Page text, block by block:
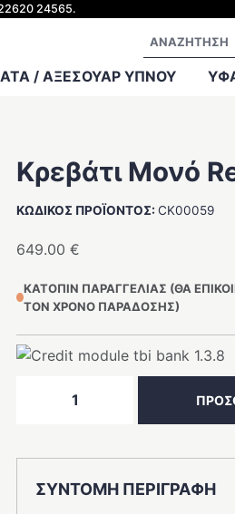
24565.
Αναζήτηση
/ ΑΞΕΣΟΥΑΡ ΥΠΝΟΥ
Κρεβάτι Μονό
ΚΩΔΙΚΌΣ ΠΡΟΪΌΝΤΟΣ:CK00059
649.00€
ΚΑΤΌΠΙΝ ΠΑΡΑΓΓΕΛΊΑΣ (ΘΑ
ΤΟΝ ΧΡΌΝΟ ΠΑΡΆΔΟΣΗΣ)
ποσότητα
ΣΥΝΤΟΜΗ ΠΕΡΙΓΡΑΦΗ